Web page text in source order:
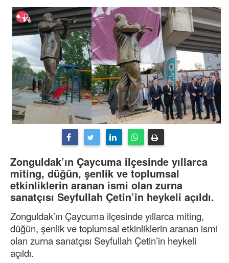
Zonguldak’ın Çaycuma ilçesinde yıllarca
miting, düğün, şenlik ve toplumsal
etkinliklerin aranan ismi olan zurna
sanatçısı Seyfullah Çetin’in heykeli açıldı.
Zonguldak’ın Çaycuma ilçesinde yıllarca miting,
düğün, şenlik ve toplumsal etkinliklerin aranan ismi
olan zurna sanatçısı Seyfullah Çetin’in heykeli
açıldı.